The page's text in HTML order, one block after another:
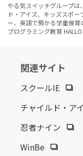
やる気スイッチグループ
ド・アイズ、キッズスポ
ー、英語で預かる学童保
プログラミング教育
関連サイト
スクールIE
チャイルド・ア
忍者ナイン
WinBe